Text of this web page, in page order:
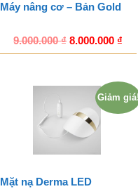
Máy nâng cơ – Bản Gold
9.000.000₫ 8.000.000 ₫
Giảm
Mặt nạ Derma LED